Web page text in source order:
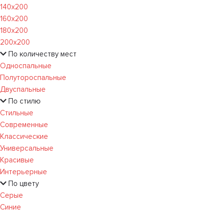
140х200
160х200
180х200
200х200
По количеству мест
Односпальные
Полутороспальные
Двуспальные
По стилю
Стильные
Современные
Классические
Универсальные
Красивые
Интерьерные
По цвету
Серые
Синие